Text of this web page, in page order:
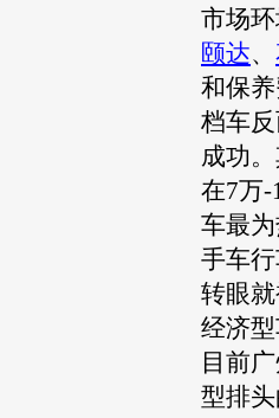
市场
颐达、
和保
档车
成功
在7万-
车最
手车
转眼
经济
目前
型排